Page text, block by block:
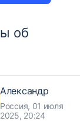
об
Александр
Россия, 01 июля
2025, 20:24